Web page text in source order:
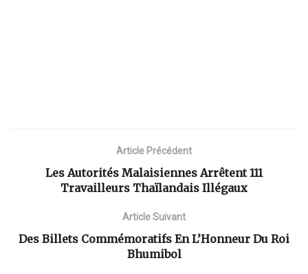
Article Précédent
Les Autorités Malaisiennes Arrêtent 111
Travailleurs Thaïlandais Illégaux
Article Suivant
Des Billets Commémoratifs En L’Honneur Du Roi
Bhumibol